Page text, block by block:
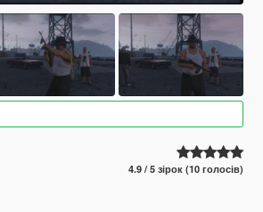
4.9 / 5 зірок (10 голосів)